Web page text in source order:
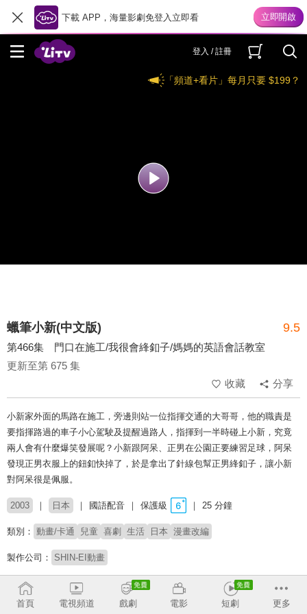
下載 APP，海量影劇免登入立即看
登入 / 註冊
「頻道+看片」每月只要 $199？
蠟筆小新(中文版) 9.5
第466集 門口在施工/我很會綘釦子/媽媽的英語會話教室
更新至第 675 集
收藏
分享
小新家外面的馬路在施工，旁邊則站一位指揮交通的大哥哥，他的職責是
要指揮路過的車子小心駕駛及提醒過路人，指揮到一半時碰上小新，究竟
兩人會有什麼爆笑發展呢？小新跟阿呆、正男在公園正要練習足球，阿呆
發現正男衣服上的鈕釦快掉了，於是拿出了針線包幫正男綘釦子，讓小新
對阿呆很是佩服。
2003 日本 國語配音 保護級 25 分鐘
類別： 動畫/卡通 兒童 喜劇 生活 日本 漫畫改編
製作公司： SHIN-EI動畫
導演： Mitsuru Hongo 原恵一
原著： 臼井儀人
首頁 電視頻道 戲劇 電影 短劇 更多